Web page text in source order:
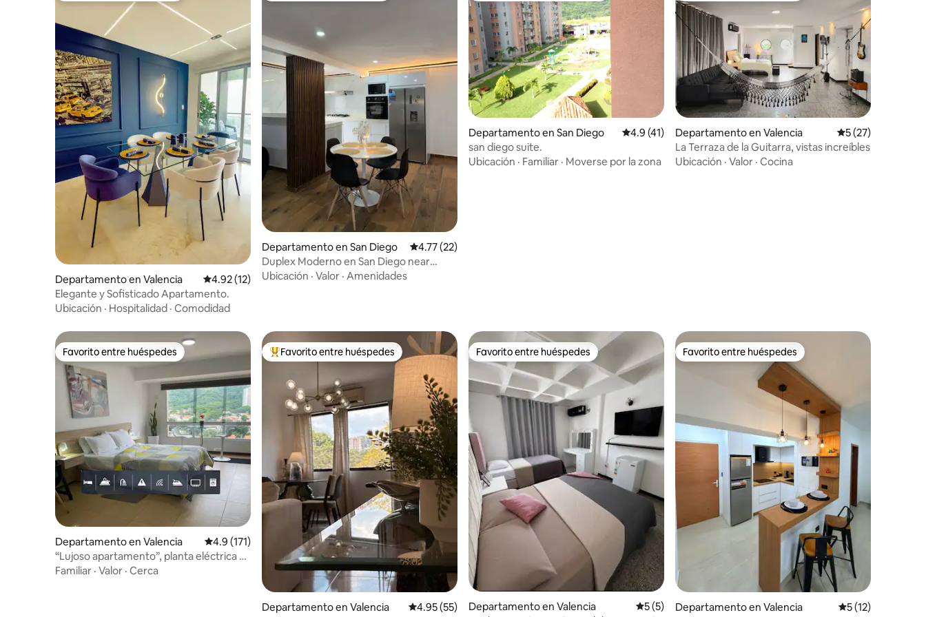
Departamento en Valencia Calificación promedio: 4.92 de 5; 12 evaluaciones
4.92 (12)
Elegante y Sofisticado Apartamento.
Ubicación · Hospitalidad · Comodidad
Departamento en San Diego Calificación promedio: 4.77 de 5; 22 evaluaciones
4.77 (22)
Duplex Moderno en San Diego near
Aeropuerto
Ubicación · Valor · Amenidades
Departamento en San Diego Calificación promedio: 4.9 de 5; 41 evaluaciones
4.9 (41)
san diego suite.
Ubicación · Familiar · Moverse por la zona
Departamento en Valencia Calificación
5 (27)
La Terraza de la Guitarra, vistas increíbles
Ubicación · Valor · Cocina
Favorito entre huéspedes
Favorito entre huéspedes
Departamento en Valencia Calificación promedio: 4.9 de 5; 171 evaluaciones
4.9 (171)
“Lujoso apartamento”, planta eléctrica y
agua 100%
Familiar · Valor · Cerca
De los mejores en Favorito entre huéspedes
Favorito entre huéspedes
Departamento en Valencia Calificación promedio: 4.95 de 5; 55 evaluaciones
4.95 (55)
Favorito entre huéspedes
Favorito entre huéspedes
Departamento en Valencia Calificación promedio: 5 de 5; 5 evaluaciones
5 (5)
Favorito entre huéspedes
Favorito entre huéspedes
Departamento en Valencia Calificación
5 (12)